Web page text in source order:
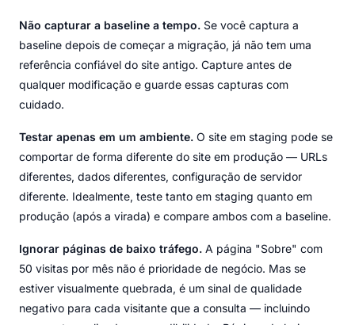
Não capturar a baseline a tempo. Se você captura a
baseline depois de começar a migração, já não tem uma
referência confiável do site antigo. Capture antes de
qualquer modificação e guarde essas capturas com
cuidado.
Testar apenas em um ambiente. O site em staging pode se
comportar de forma diferente do site em produção — URLs
diferentes, dados diferentes, configuração de servidor
diferente. Idealmente, teste tanto em staging quanto em
produção (após a virada) e compare ambos com a baseline.
Ignorar páginas de baixo tráfego. A página "Sobre" com
50 visitas por mês não é prioridade de negócio. Mas se
estiver visualmente quebrada, é um sinal de qualidade
negativo para cada visitante que a consulta — incluindo